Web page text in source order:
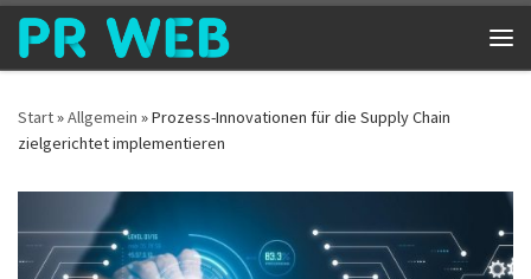
Zum Inhalt springen
Start»Allgemein »Prozess-Innovationen für die Supply Chain
zielgerichtet implementieren